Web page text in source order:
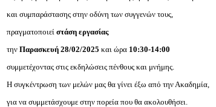
και συμπαράστασης στην οδύνη των συγγενών τους,
πραγματοποιεί στάση εργασίας
την Παρασκευή 28/02/2025 και ώρα 10:30-14:00
συμμετέχοντας στις εκδηλώσεις πένθους και μνήμης.
Η συγκέντρωση των μελών μας θα γίνει έξω από την Ακαδημία,
για να συμμετάσχουμε στην πορεία που θα ακολουθήσει.